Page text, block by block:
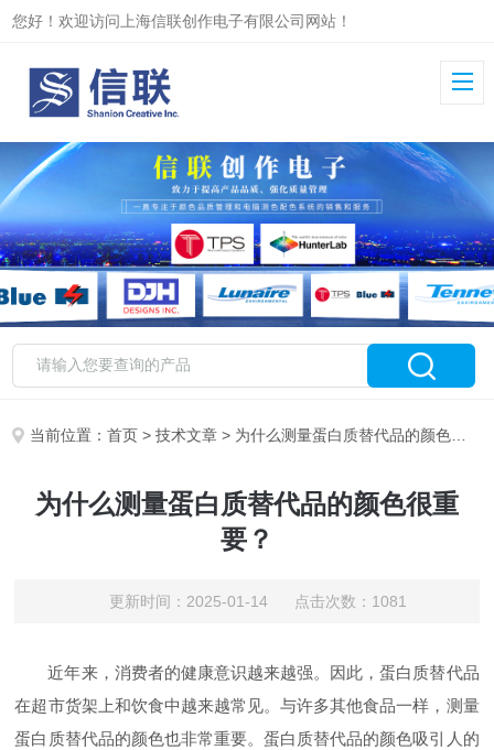
您好！欢迎访问上海信联创作电子有限公司网站！
当前位置：首页 >技术文章 > 为什么测量蛋白质替代品的颜色很重要？
为什么测量蛋白质替代品的颜色很重
要？
更新时间：2025-01-14 点击次数：1081
近年来，消费者的健康意识越来越强。因此，蛋白质替代品
在超市货架上和饮食中越来越常见。与许多其他食品一样，测量
蛋白质替代品的颜色也非常重要。蛋白质替代品的颜色吸引人的